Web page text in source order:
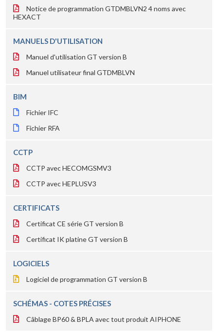
Notice de programmation GTDMBLVN2 4 noms avec
HEXACT
MANUELS D'UTILISATION
Manuel d'utilisation GT version B
Manuel utilisateur final GTDMBLVN
BIM
Fichier IFC
Fichier RFA
CCTP
CCTP avec HECOMGSMV3
CCTP avec HEPLUSV3
CERTIFICATS
Certificat CE série GT version B
Certificat IK platine GT version B
LOGICIELS
Logiciel de programmation GT version B
SCHÉMAS - COTES PRÉCISES
Câblage BP60 & BPLA avec tout produit AIPHONE